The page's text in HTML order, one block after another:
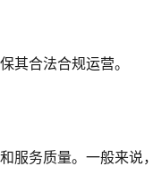
其合法合规运营。
服务质量。一般来说